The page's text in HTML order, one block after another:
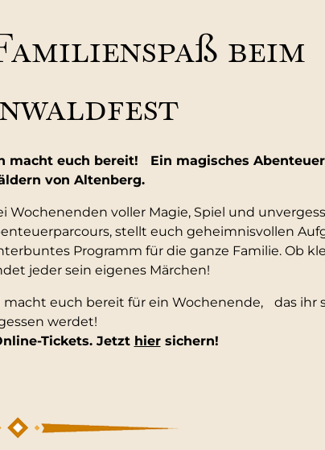
beim
macht euch bereit! Ein magisches
von Altenberg.
voller Magie, Spiel und
stellt euch geheimnisvollen
Programm für die ganze Familie. Ob
jeder sein eigenes Märchen!
euch bereit für ein Wochenende, das ihr
werdet!
Tickets. Jetzt hiersichern!